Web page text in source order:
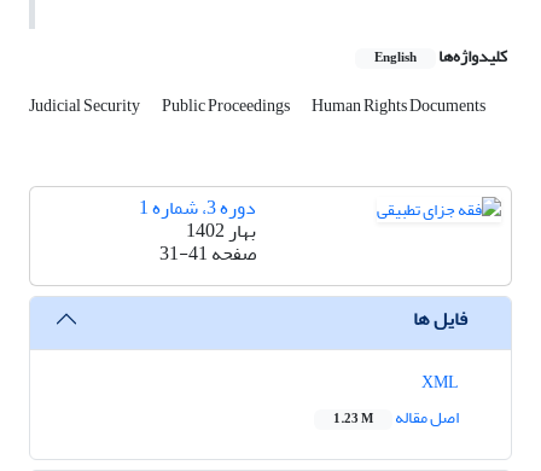
کلیدواژه‌ها English
Judicial Security Public Proceedings Human Rights Documents
دوره 3، شماره 1
بهار 1402
صفحه31-41
فایل ها
اصل مقاله
1.23 M